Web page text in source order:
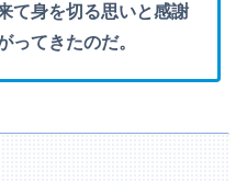
て身を切る思いと感謝
ってきたのだ。